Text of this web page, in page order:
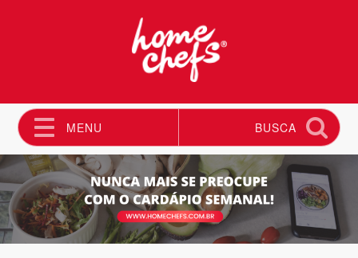
MENU
Pular para o conteúdo
BUSCA